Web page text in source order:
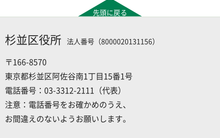
先頭に戻る
杉並区役所 法人番号（8000020131156）
〒166-8570
東京都杉並区阿佐谷南1丁目15番1号
電話番号：03-3312-2111（代表）
注意：電話番号をお確かめのうえ、
お間違えのないようお願いします。